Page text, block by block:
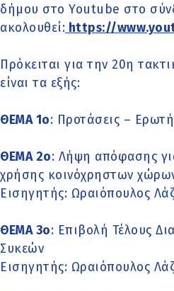
δήμου στο Youtube στο
ακολουθεί: https://
Πρόκειται για την 20η
είναι τα εξής:
ΘΕΜΑ 1o: Προτάσεις –
ΘΕΜΑ 2o: Λήψη απόφασης
χρήσης κοινόχρηστων
Εισηγητής: Ωραιόπουλος
ΘΕΜΑ 3o: Επιβολή Τέλους
Συκεών
Εισηγητής: Ωραιόπουλος